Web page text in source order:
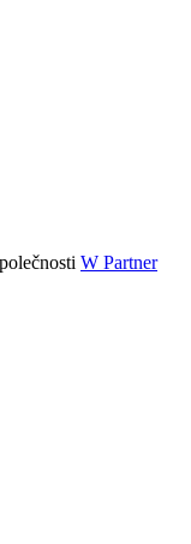
W Partner